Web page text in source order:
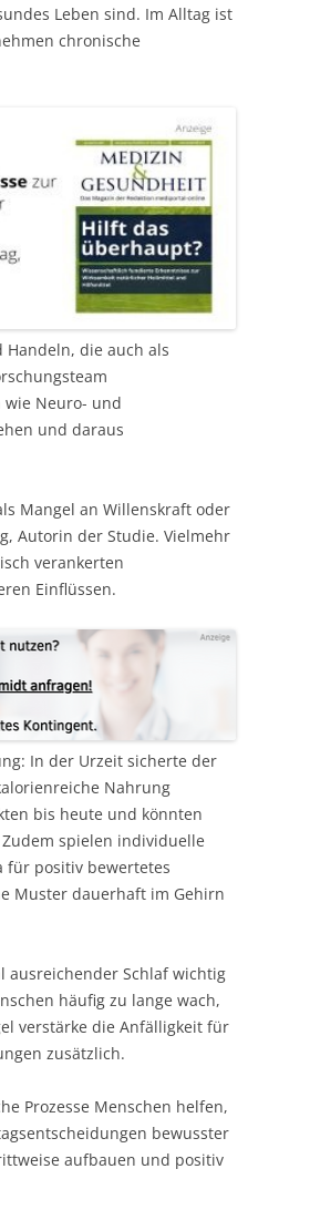
Leben sind. Im Alltag ist
chronische
Handeln, die auch als
wie Neuro- und
und daraus
Mangel an Willenskraft oder
Autorin der Studie. Vielmehr
verankerten
Einflüssen.
In der Urzeit sicherte der
Nahrung
bis heute und könnten
spielen individuelle
für positiv bewertetes
Muster dauerhaft im Gehirn
ausreichender Schlaf wichtig
häufig zu lange wach,
verstärke die Anfälligkeit für
zusätzlich.
Prozesse Menschen helfen,
bewusster
aufbauen und positiv